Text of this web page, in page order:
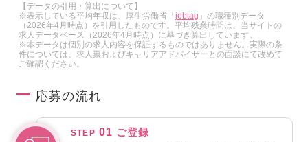
【データの引用・算出について】
※表示している平均年収は、厚生労働省「jobtag 」の職種別データ
（2026年4月時点）を引用したものです。平均残業時間は、当サイトの
求人データベース（2026年4月時点）に基づき算出しています。
※本データは個別の求人内容を保証するものではありません。実際の条
件については、求人票およびキャリアアドバイザーとの面談にて改めて
ご確認ください。
応募の流れ
STEP 01 ご登録